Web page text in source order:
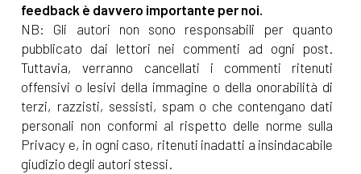
feedback è davvero importante per noi.
NB: Gli autori non sono responsabili per quanto
pubblicato dai lettori nei commenti ad ogni post.
Tuttavia, verranno cancellati i commenti ritenuti
offensivi o lesivi della immagine o della onorabilità di
terzi, razzisti, sessisti, spam o che contengano dati
personali non conformi al rispetto delle norme sulla
Privacy e, in ogni caso, ritenuti inadatti a insindacabile
giudizio degli autori stessi.